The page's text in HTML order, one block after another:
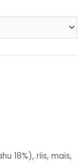
18%), riis, mais,